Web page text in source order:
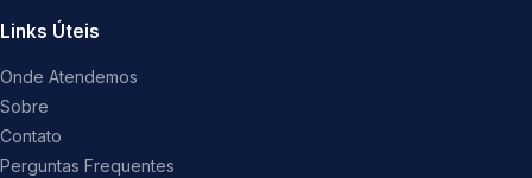
Links Úteis
Onde Atendemos
Sobre
Contato
Perguntas Frequentes